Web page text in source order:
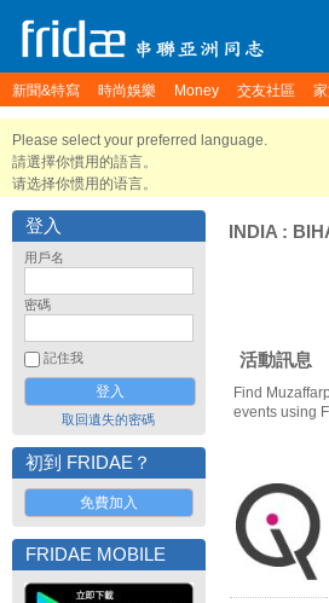
新聞&特寫 時尚娛樂 Money 交友社區
Please select your preferred language.
請選擇你慣用的語言。
请选择你惯用的语言。
登入
用戶名
密碼
記住我
取回遺失的密碼
初到 FRIDAE？
免費加入
FRIDAE MOBILE
INDIA :
活動訊息
Find
events using